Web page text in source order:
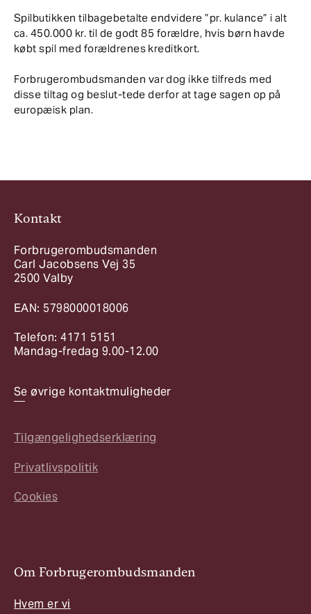
Spilbutikken tilbagebetalte endvidere ”pr. kulance” i alt
ca. 450.000 kr. til de godt 85 forældre, hvis børn havde
købt spil med forældrenes kreditkort.
Forbrugerombudsmanden var dog ikke tilfreds med
disse tiltag og beslut-tede derfor at tage sagen op på
europæisk plan.
Kontakt
Forbrugerombudsmanden
Carl Jacobsens Vej 35
2500 Valby
EAN: 5798000018006
Telefon: 4171 5151
Mandag-fredag 9.00-12.00
Se øvrige kontaktmuligheder
Tilgængelighedserklæring
Privatlivspolitik
Cookies
Om Forbrugerombudsmanden
Hvem er vi